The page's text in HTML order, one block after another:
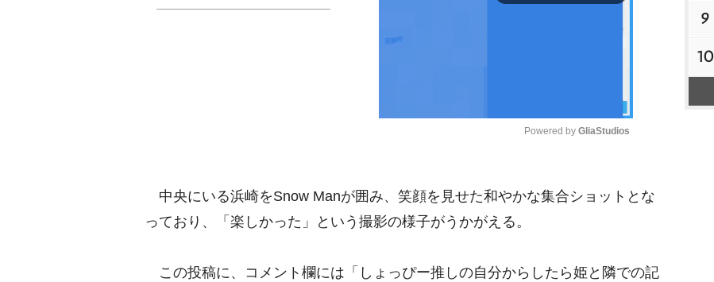
u
Powered by GliaStudios
中央にいる浜崎をSnow Manが囲み、笑顔を見せた和やかな集合ショットとな
っており、「楽しかった」という撮影の様子がうかがえる。
この投稿に、コメント欄には「しょっぴー推しの自分からしたら姫と隣での記
9
10